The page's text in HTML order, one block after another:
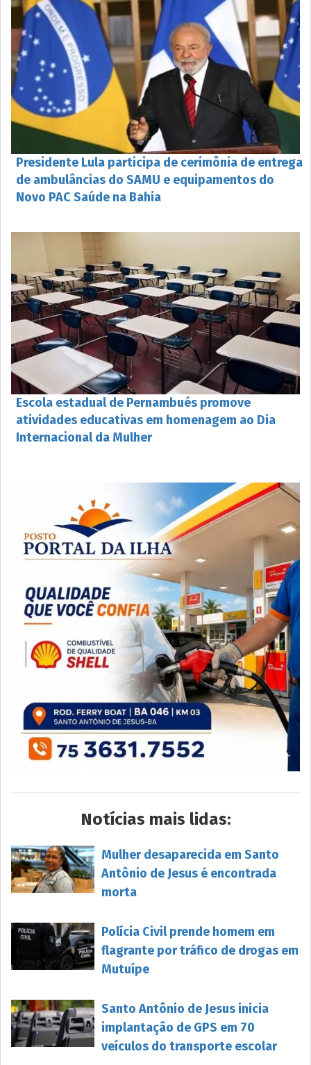
Presidente Lula participa de cerimônia de entrega
de ambulâncias do SAMU e equipamentos do
Novo PAC Saúde na Bahia
Escola estadual de Pernambués promove
atividades educativas em homenagem ao Dia
Internacional da Mulher
Notícias mais lidas:
Mulher desaparecida em Santo
Antônio de Jesus é encontrada
morta
Polícia Civil prende homem em
flagrante por tráfico de drogas em
Mutuípe
Santo Antônio de Jesus inicia
implantação de GPS em 70
veículos do transporte escolar